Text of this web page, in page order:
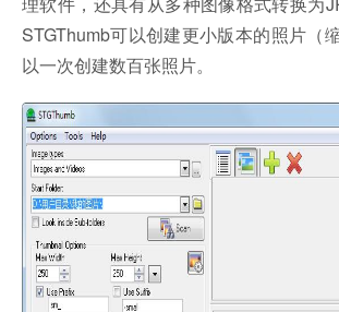
STGThumb可以创建更小版本的照片（
以一次创建数百张照片。